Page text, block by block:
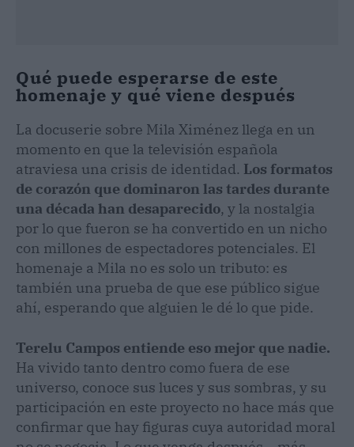
Qué puede esperarse de este
homenaje y qué viene después
La docuserie sobre Mila Ximénez llega en un
momento en que la televisión española
atraviesa una crisis de identidad. Los formatos
de corazón que dominaron las tardes durante
una década han desaparecido, y la nostalgia
por lo que fueron se ha convertido en un nicho
con millones de espectadores potenciales. El
homenaje a Mila no es solo un tributo: es
también una prueba de que ese público sigue
ahí, esperando que alguien le dé lo que pide.
Terelu Campos entiende eso mejor que nadie.
Ha vivido tanto dentro como fuera de ese
universo, conoce sus luces y sus sombras, y su
participación en este proyecto no hace más que
confirmar que hay figuras cuya autoridad moral